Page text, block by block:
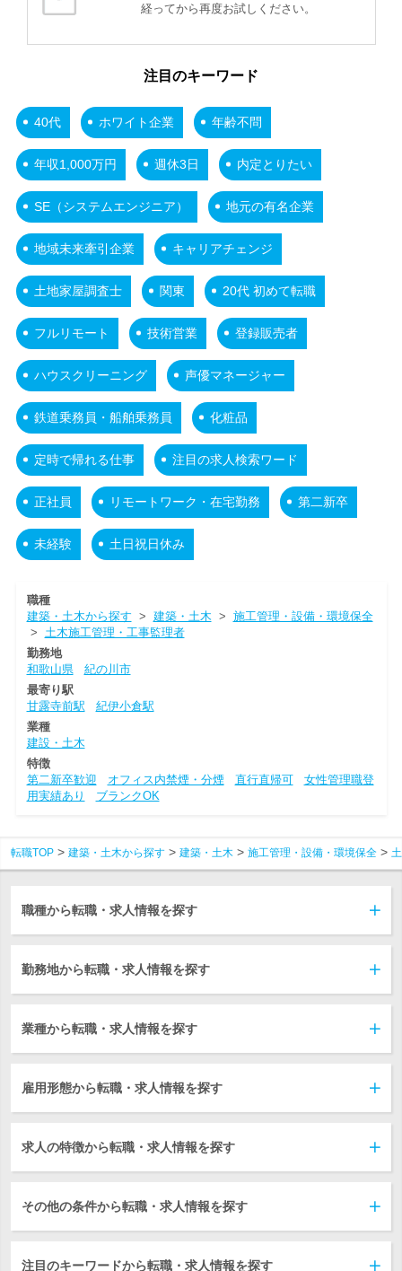
経ってから再度お試しください。
注目のキーワード
40代 ホワイト企業 年齢不問
年収1,000万円 週休3日 内定とりたい
SE（システムエンジニア） 地元の有名企業
地域未来牽引企業 キャリアチェンジ
土地家屋調査士 関東 20代 初めて転職
フルリモート 技術営業 登録販売者
ハウスクリーニング 声優マネージャー
鉄道乗務員・船舶乗務員 化粧品
定時で帰れる仕事 注目の求人検索ワード
正社員 リモートワーク・在宅勤務 第二新卒
未経験 土日祝日休み
職種
建築・土木から探す > 建築・土木 > 施工管理・設備・環境保全
> 土木施工管理・工事監理者
勤務地
和歌山県
紀の川市
最寄り駅
甘露寺前駅
紀伊小倉駅
業種
建設・土木
特徴
第二新卒歓迎
オフィス内禁煙・分煙 直行直帰可
女性管理職登
用実績あり
ブランクOK
転職TOP 建築・土木から探す 建築・土木 施工管理・設備・環境保全
職種から転職・求人情報を探す
勤務地から転職・求人情報を探す
業種から転職・求人情報を探す
雇用形態から転職・求人情報を探す
求人の特徴から転職・求人情報を探す
その他の条件から転職・求人情報を探す
注目のキーワードから転職・求人情報を探す